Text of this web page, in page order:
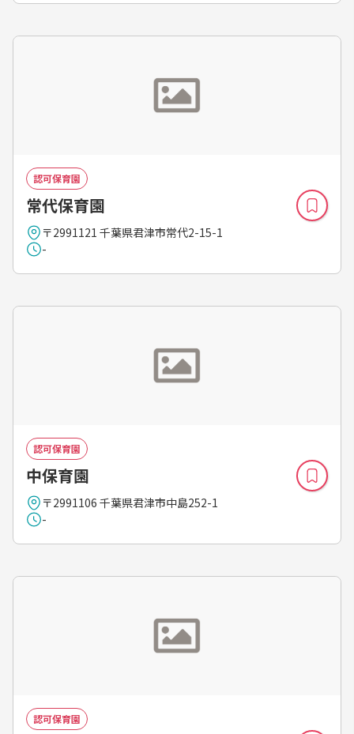
認可保育園
常代保育園
〒2991121 千葉県君津市常代2-15-1
-
認可保育園
中保育園
〒2991106 千葉県君津市中島252-1
-
認可保育園